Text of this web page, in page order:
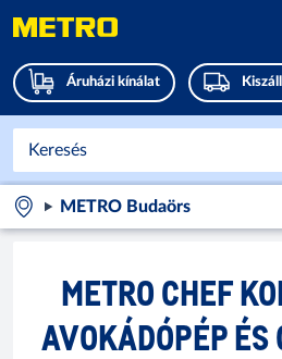
Áruházi kínálat
METRO Budaörs
METRO CHEF
AVOKÁDÓPÉP ÉS